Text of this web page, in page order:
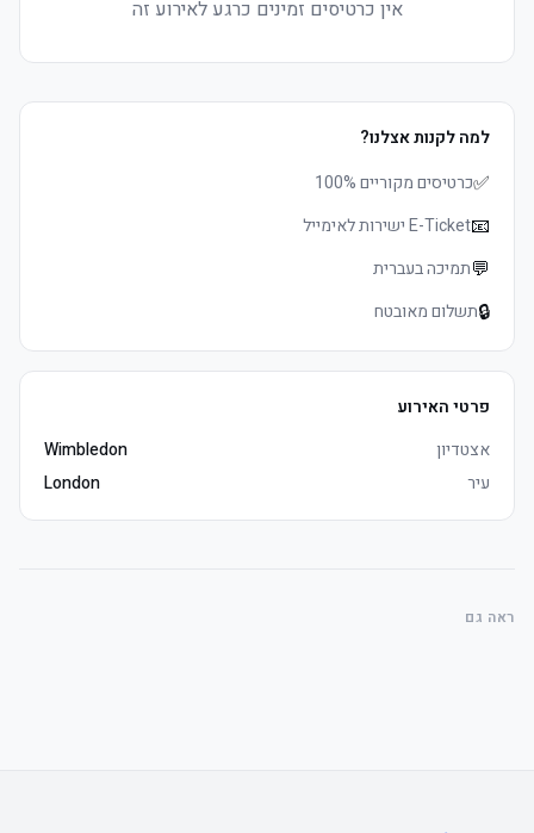
אין כרטיסים זמינים כרגע לאירוע זה
למה לקנות אצלנו?
✅כרטיסים מקוריים 100%
📧E-Ticket ישירות לאימייל
💬תמיכה בעברית
🔒תשלום מאובטח
פרטי האירוע
אצטדיון
Wimbledon
עיר
London
ראה גם